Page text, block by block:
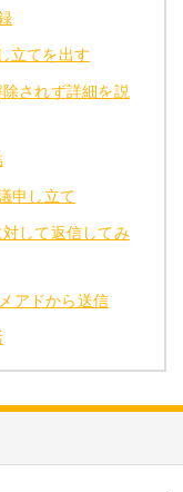
立てを出す
されず詳細を説
申し立て
して返信してみ
アドから送信